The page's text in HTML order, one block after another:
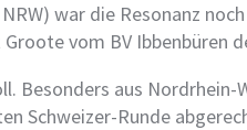
war die Resonanz
vom BV Ibbenbüren
Besonders aus
Schweizer-Runde